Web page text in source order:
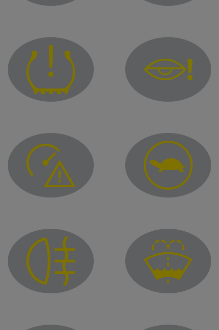
Warning light to
Tyre under-inflation warning light
Malfunction warning
Overspeed warning light Limited performance
Rear fog light tell-tale Low windscreen